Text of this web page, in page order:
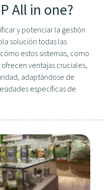
All in one?
y potenciar la gestión
solución todas las
estos sistemas, como
ofrecen ventajas cruciales,
adaptándose de
específicas de